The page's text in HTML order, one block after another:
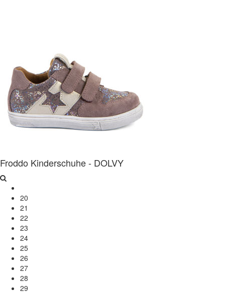
Froddo Kinderschuhe - DOLVY
20
21
22
23
24
25
26
27
28
29